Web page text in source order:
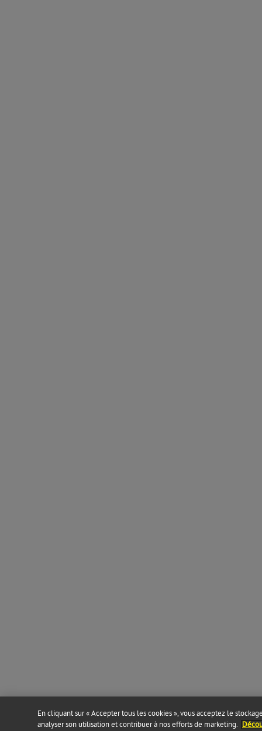
En cliquant sur « Accepter tous les cookies », vous acceptez le
analyser son utilisation et contribuer à nos efforts de marketing.